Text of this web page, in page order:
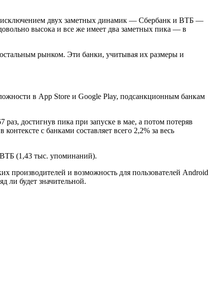
исключением двух заметных динамик — Сбербанк и ВТБ —
высока и все же имеет два заметных пика — в
рынком. Эти банки, учитывая их размеры и
в App Store и Google Play, подсанкционным банкам
достигнув пика при запуске в мае, а потом потеряв
с банками составляет всего 2,2% за весь
ВТБ (1,43 тыс. упоминаний).
производителей и возможность для пользователей Android
ли будет значительной.